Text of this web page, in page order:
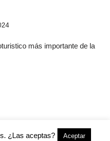
más importante de la
¿Las aceptas? Aceptar